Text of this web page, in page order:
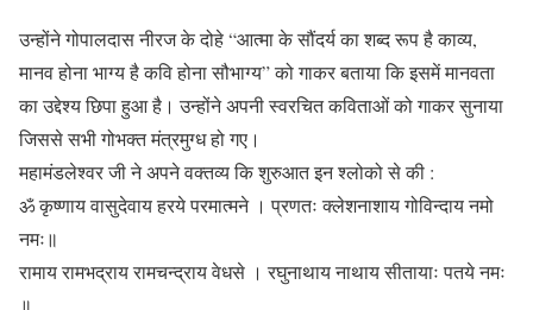
उन्होंने गोपालदास नीरज के दोहे “आत्मा के सौंदर्य का शब्द रूप है काव्य,
मानव होना भाग्य है कवि होना सौभाग्य” को गाकर बताया कि इसमें मानवता
का उद्देश्य छिपा हुआ है। उन्होंने अपनी स्वरचित कविताओं को गाकर सुनाया
जिससे सभी गोभक्त मंत्रमुग्ध हो गए।
महामंडलेश्वर जी ने अपने वक्तव्य कि शुरुआत इन श्लोको से की :
ॐ कृष्णाय वासुदेवाय हरये परमात्मने । प्रणतः क्लेशनाशाय गोविन्दाय नमो
नमः॥
रामाय रामभद्राय रामचन्द्राय वेधसे । रघुनाथाय नाथाय सीतायाः पतये नमः
॥